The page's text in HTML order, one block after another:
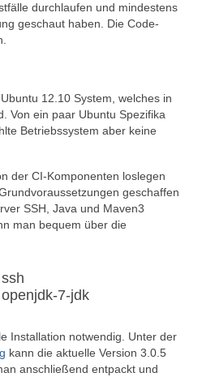
durchlaufen und mindestens
geschaut haben. Die Code-
12.10 System, welches in
Von ein paar Ubuntu Spezifika
Betriebssystem aber keine
der CI-Komponenten loslegen
geschaffen
SSH, Java und Maven3
man bequem über die
7-jdk
Installation notwendig. Unter der
kann die aktuelle Version 3.0.5
anschließend entpackt und